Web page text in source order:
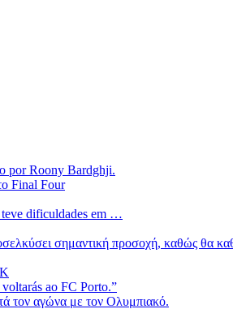
por Roony Bardghji.
Final Four
teve dificuldades em …
σημαντική προσοχή, καθώς θα
ao FC Porto.”
τον αγώνα με τον Ολυμπιακό.